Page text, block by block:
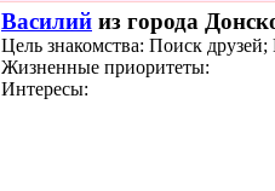
Василий из города
Цель знакомства: Поиск
Жизненные приоритеты:
Интересы: